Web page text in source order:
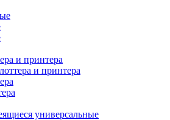
и принтера
и принтера
универсальные